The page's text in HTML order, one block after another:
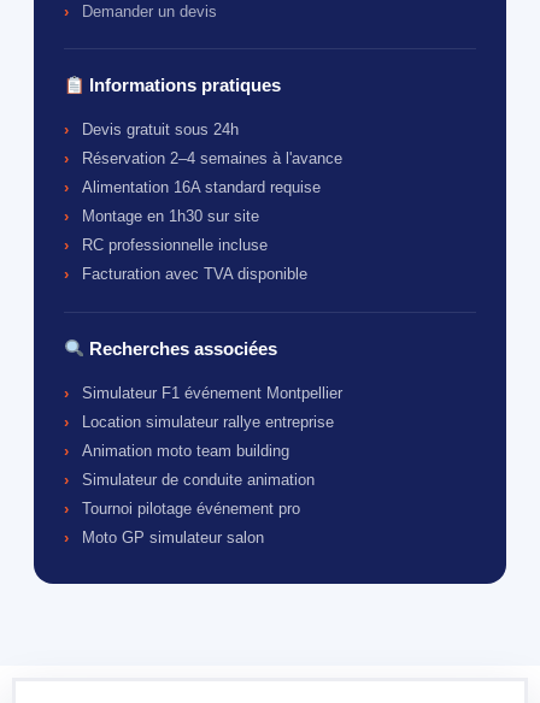
Demander un devis
Informations pratiques
Devis gratuit sous 24h
Réservation 2–4 semaines à l'avance
Alimentation 16A standard requise
Montage en 1h30 sur site
RC professionnelle incluse
Facturation avec TVA disponible
Recherches associées
Simulateur F1 événement Montpellier
Location simulateur rallye entreprise
Animation moto team building
Simulateur de conduite animation
Tournoi pilotage événement pro
Moto GP simulateur salon